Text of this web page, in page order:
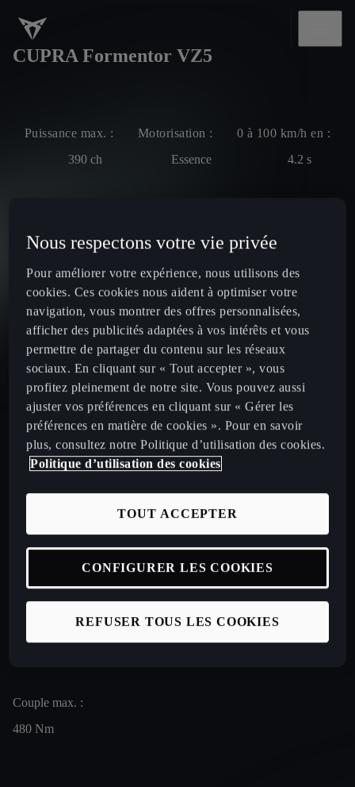
CUPRA Formentor VZ5
Puissance max. :
390 ch
Motorisation :
Essence
0 à 100 km/h en :
4.2 s
Accélération (0 à 100 km/h) :Puissance max. :Vitesse max. :
Couple max. :
480 Nm
Nous respectons votre vie privée
Pour améliorer votre expérience, nous utilisons des
cookies. Ces cookies nous aident à optimiser votre
navigation, vous montrer des offres personnalisées,
afficher des publicités adaptées à vos intérêts et vous
permettre de partager du contenu sur les réseaux
sociaux. En cliquant sur « Tout accepter », vous
profitez pleinement de notre site. Vous pouvez aussi
ajuster vos préférences en cliquant sur « Gérer les
préférences en matière de cookies ». Pour en savoir
plus, consultez notre Politique d’utilisation des cookies.
Politique d’utilisation des cookies
REFUSER TOUS LES COOKIES
TOUT ACCEPTER
CONFIGURER LES COOKIES